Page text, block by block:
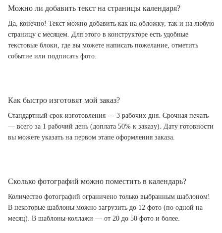
Можно ли добавить текст на страницы календаря?
Да, конечно! Текст можно добавить как на обложку, так и на любую
страницу с месяцем. Для этого в конструкторе есть удобные
текстовые блоки, где вы можете написать пожелание, отметить
событие или подписать фото.
Как быстро изготовят мой заказ?
Стандартный срок изготовления — 3 рабочих дня. Срочная печать
— всего за 1 рабочий день (доплата 50% к заказу). Дату готовности
вы можете указать на первом этапе оформления заказа.
Сколько фотографий можно поместить в календарь?
Количество фотографий ограничено только выбранным шаблоном!
В некоторые шаблоны можно загрузить до 12 фото (по одной на
месяц). В шаблоны-коллажи — от 20 до 50 фото и более.